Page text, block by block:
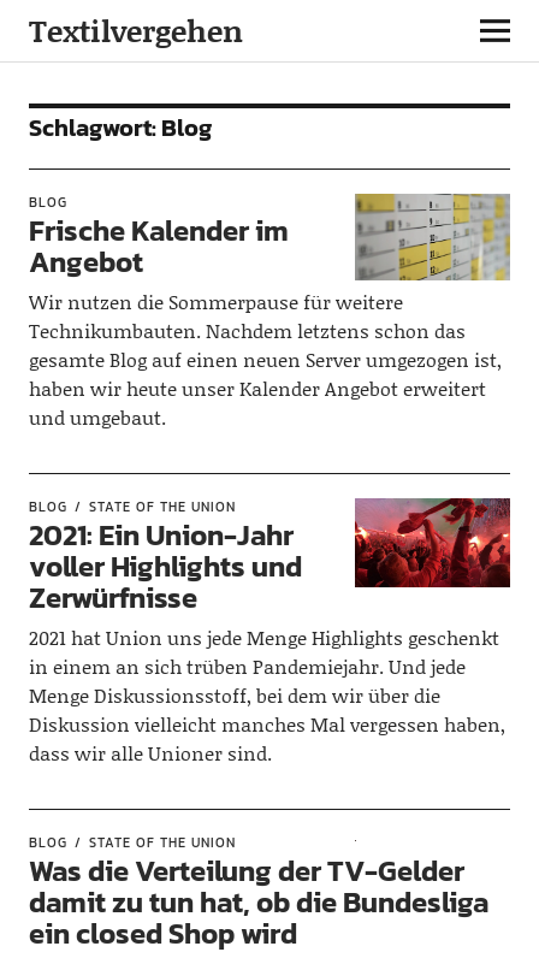
Textilvergehen
Schlagwort:Blog
BLOG
Frische Kalender im
Angebot
Wir nutzen die Sommerpause für weitere
Technikumbauten. Nachdem letztens schon das
gesamte Blog auf einen neuen Server umgezogen ist,
haben wir heute unser Kalender Angebot erweitert
und umgebaut.
BLOG STATE OF THE UNION
2021: Ein Union-Jahr
voller Highlights und
Zerwürfnisse
2021 hat Union uns jede Menge Highlights geschenkt
in einem an sich trüben Pandemiejahr. Und jede
Menge Diskussionsstoff, bei dem wir über die
Diskussion vielleicht manches Mal vergessen haben,
dass wir alle Unioner sind.
BLOG STATE OF THE UNION
Was die Verteilung der TV-Gelder
damit zu tun hat, ob die Bundesliga
ein closed Shop wird